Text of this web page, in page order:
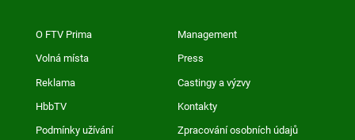
O FTV Prima Management
Volná místa Press
Reklama Castingy a výzvy
HbbTV Kontakty
Podmínky užívání Zpracování osobních údajů